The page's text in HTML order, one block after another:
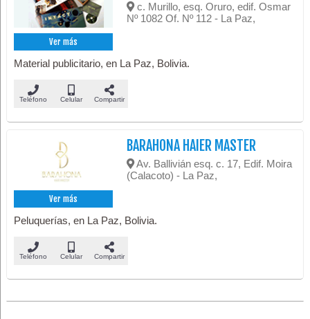
Ver más
c. Murillo, esq. Oruro, edif. Osmar
Nº 1082 Of. Nº 112 - La Paz,
Material publicitario, en La Paz, Bolivia.
Teléfono Celular Compartir
Ver más
BARAHONA HAIER MASTER
Av. Ballivián esq. c. 17, Edif. Moira
(Calacoto) - La Paz,
Peluquerías, en La Paz, Bolivia.
Teléfono Celular Compartir